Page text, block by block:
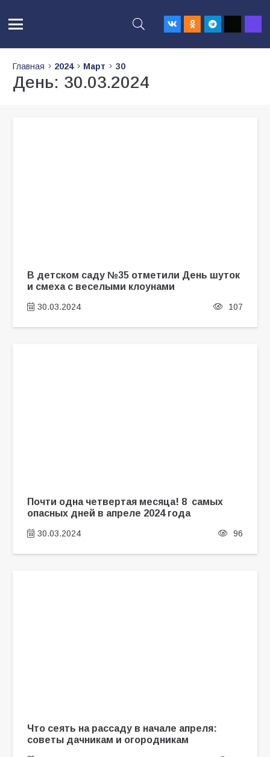
Главная 2024 Март 30
День: 30.03.2024
В детском саду №35 отметили День шуток
и смеха с веселыми клоунами
30.03.2024 107
Почти одна четвертая месяца! 8 самых
опасных дней в апреле 2024 года
30.03.2024 96
Что сеять на рассаду в начале апреля:
советы дачникам и огородникам